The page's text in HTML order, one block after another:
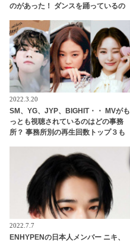
のがあった！ ダンスを踊っているの
がら痛みに耐える彼らの姿にくぎづ
け
2022.3.20
SM、YG、JYP、BIGHIT・・ MVがも
っとも視聴されているのはどの事務
所？ 事務所別の再生回数トップ３も
TWICEをおさえて堂々の１位に輝い
2022.7.7
ENHYPENの日本人メンバー ニキ、